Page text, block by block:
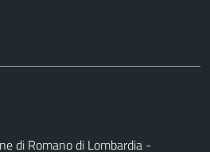
di Romano di Lombardia -